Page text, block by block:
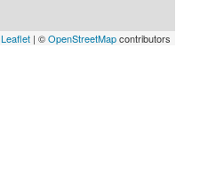
Leaflet| ©OpenStreetMapcontributors